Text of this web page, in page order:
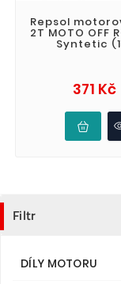
Repsol
2T MOTO OFF
Syntetic
371 Kč
Filtr
DÍLY MOTORU